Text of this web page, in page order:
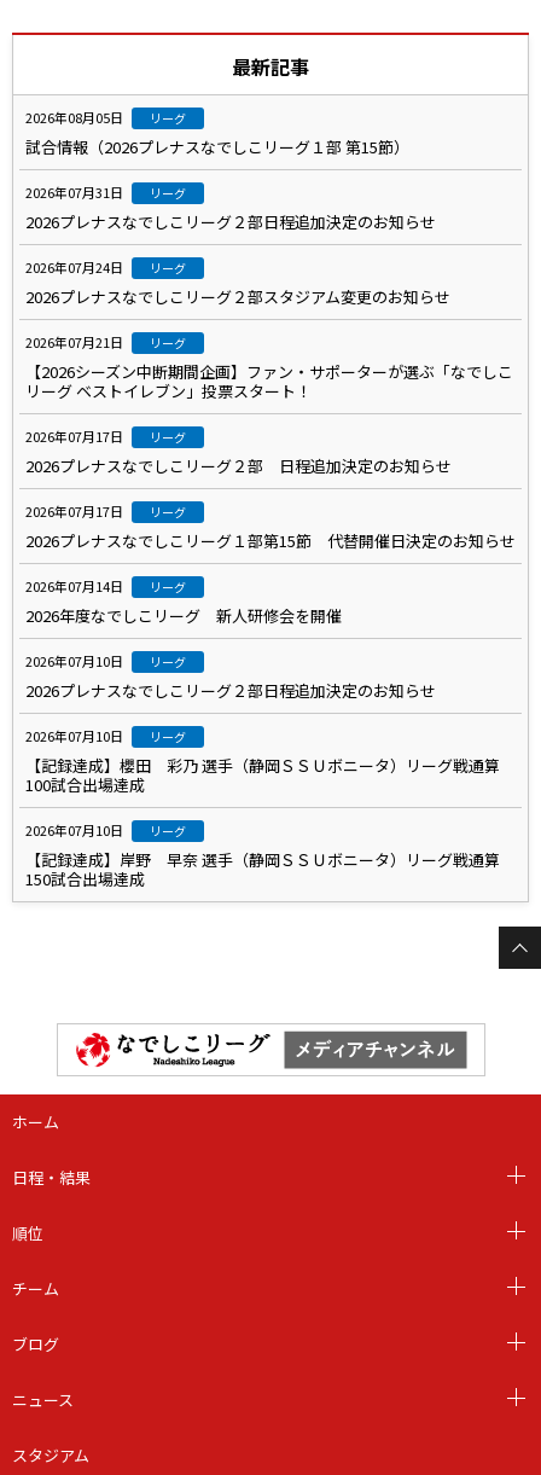
最新記事
2026年08月05日 リーグ
試合情報（2026プレナスなでしこリーグ１部 第15節）
2026年07月31日 リーグ
2026プレナスなでしこリーグ２部日程追加決定のお知らせ
2026年07月24日 リーグ
2026プレナスなでしこリーグ２部スタジアム変更のお知らせ
2026年07月21日 リーグ
【2026シーズン中断期間企画】ファン・サポーターが選ぶ「なでしこ
リーグ ベストイレブン」投票スタート！
2026年07月17日 リーグ
2026プレナスなでしこリーグ２部 日程追加決定のお知らせ
2026年07月17日 リーグ
2026プレナスなでしこリーグ１部第15節 代替開催日決定のお知らせ
2026年07月14日 リーグ
2026年度なでしこリーグ 新人研修会を開催
2026年07月10日 リーグ
2026プレナスなでしこリーグ２部日程追加決定のお知らせ
2026年07月10日 リーグ
【記録達成】櫻田 彩乃 選手（静岡ＳＳＵボニータ）リーグ戦通算
100試合出場達成
2026年07月10日 リーグ
【記録達成】岸野 早奈 選手（静岡ＳＳＵボニータ）リーグ戦通算
150試合出場達成
ホーム
日程・結果
順位
チーム
ブログ
ニュース
スタジアム